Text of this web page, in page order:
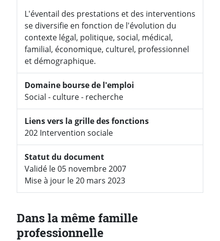
L'éventail des prestations et des interventions
se diversifie en fonction de l'évolution du
contexte légal, politique, social, médical,
familial, économique, culturel, professionnel
et démographique.
Domaine bourse de l'emploi
Social - culture - recherche
Liens vers la grille des fonctions
202 Intervention sociale
Statut du document
Validé le 05 novembre 2007
Mise à jour le 20 mars 2023
Dans la même famille
professionnelle